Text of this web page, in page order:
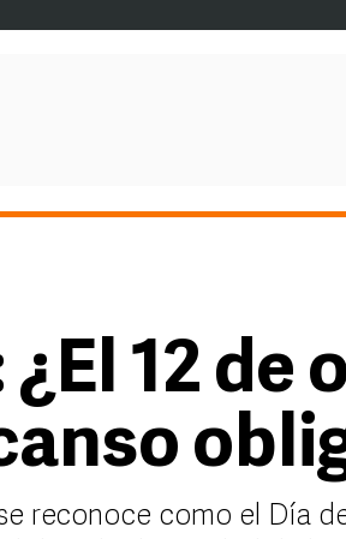
¿El 12 de
reconoce como el Día